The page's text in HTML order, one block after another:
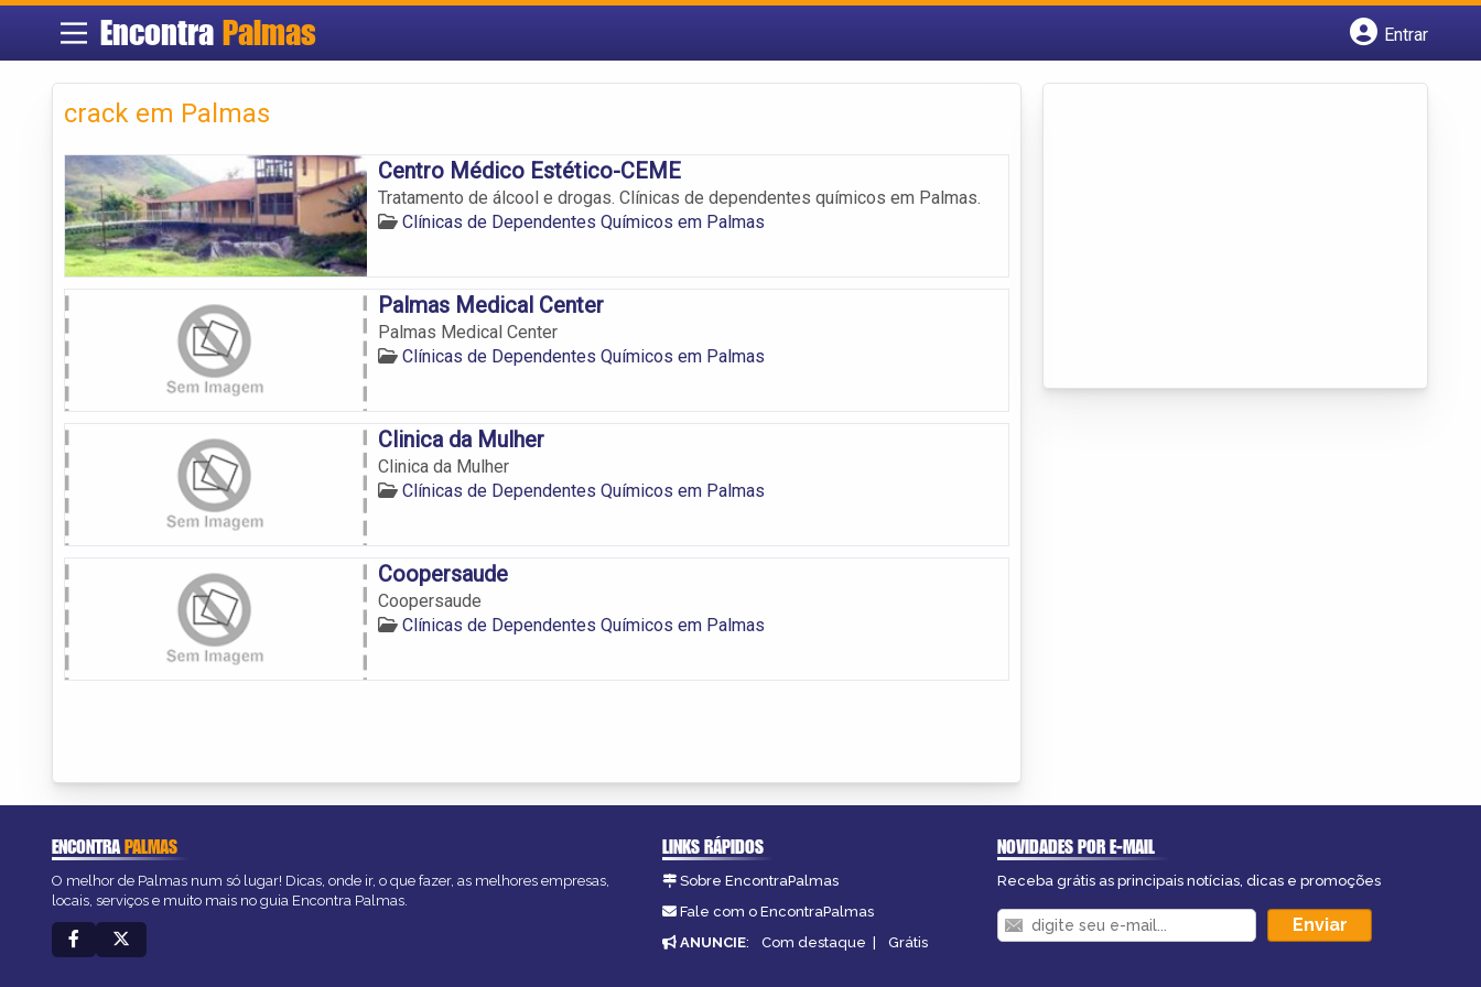
Encontra Palmas
Entrar
crack em Palmas
Centro Médico Estético-CEME
Tratamento de álcool e drogas. Clínicas de dependentes químicos em Palmas.
Clínicas de Dependentes Químicos em Palmas
Palmas Medical Center
Palmas Medical Center
Clínicas de Dependentes Químicos em Palmas
Clinica da Mulher
Clinica da Mulher
Clínicas de Dependentes Químicos em Palmas
Coopersaude
Coopersaude
Clínicas de Dependentes Químicos em Palmas
ENCONTRAPALMAS
O melhor de Palmas num só lugar! Dicas, onde ir, o que fazer, as melhores empresas,
locais, serviços e muito mais no guia Encontra Palmas.
LINKS RÁPIDOS
Sobre EncontraPalmas
Fale com o EncontraPalmas
ANUNCIE: Com destaque | Grátis
NOVIDADES POR E-MAIL
Receba grátis as principais notícias, dicas e promoções